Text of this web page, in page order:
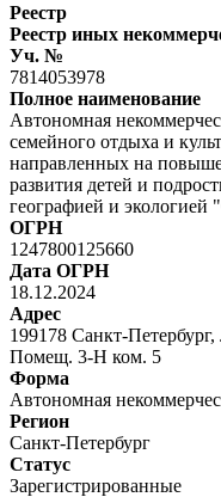
Реестр
Реестр иных
Уч. №
7814053978
Полное наименование
Автономная
семейного отдыха и
направленных на
развития детей и
географией и
ОГРН
1247800125660
Дата ОГРН
18.12.2024
Адрес
199178 Санкт-
Помещ. 3-Н ком. 5
Форма
Автономная
Регион
Санкт-Петербург
Статус
Зарегистрированные